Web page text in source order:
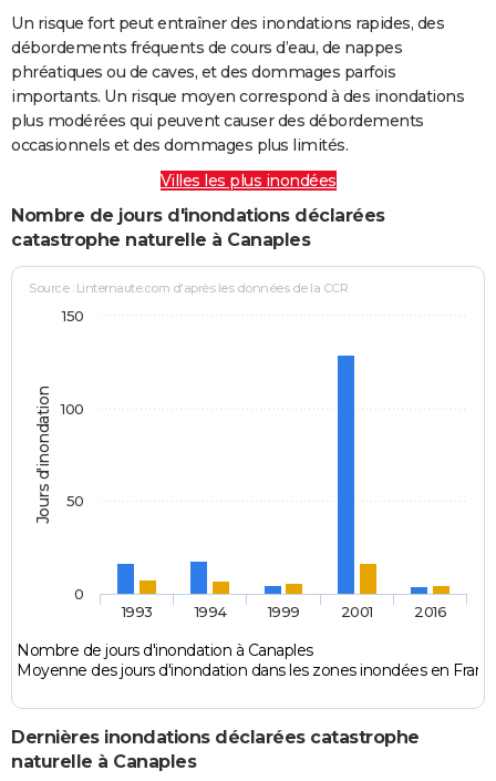
Un risque fort peut entraîner des inondations rapides, des
débordements fréquents de cours d’eau, de nappes
phréatiques ou de caves, et des dommages parfois
importants. Un risque moyen correspond à des inondations
plus modérées qui peuvent causer des débordements
occasionnels et des dommages plus limités.
Villes les plus inondées
Nombre de jours d'inondations déclarées
catastrophe naturelle à Canaples
Jours d'inondation
Source : Linternaute.com d'après les données de la CCR
Nombre de jours d'inondation à Canaples
Moyenne des jours d'inondation dans les zones inondées en
1993 1994 1999 2001 2016
0
50
100
150
Dernières inondations déclarées catastrophe
naturelle à Canaples